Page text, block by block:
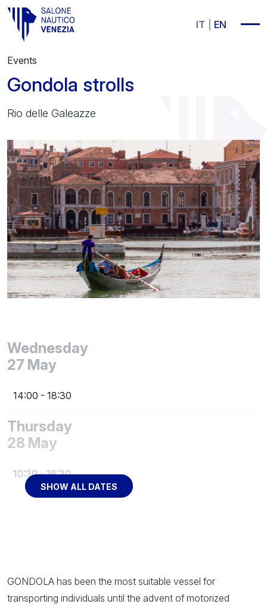
Vai al contenuto principale
IT
EN
Events
Gondola strolls
Rio delle Galeazze
SHOW ALL DATES
Wednesday
27 May
14:00 - 18:30
Thursday
28 May
10:30 - 18:30
Saturday
30May
GONDOLA has been the most suitable vessel for
transporting individuals until the advent of motorized